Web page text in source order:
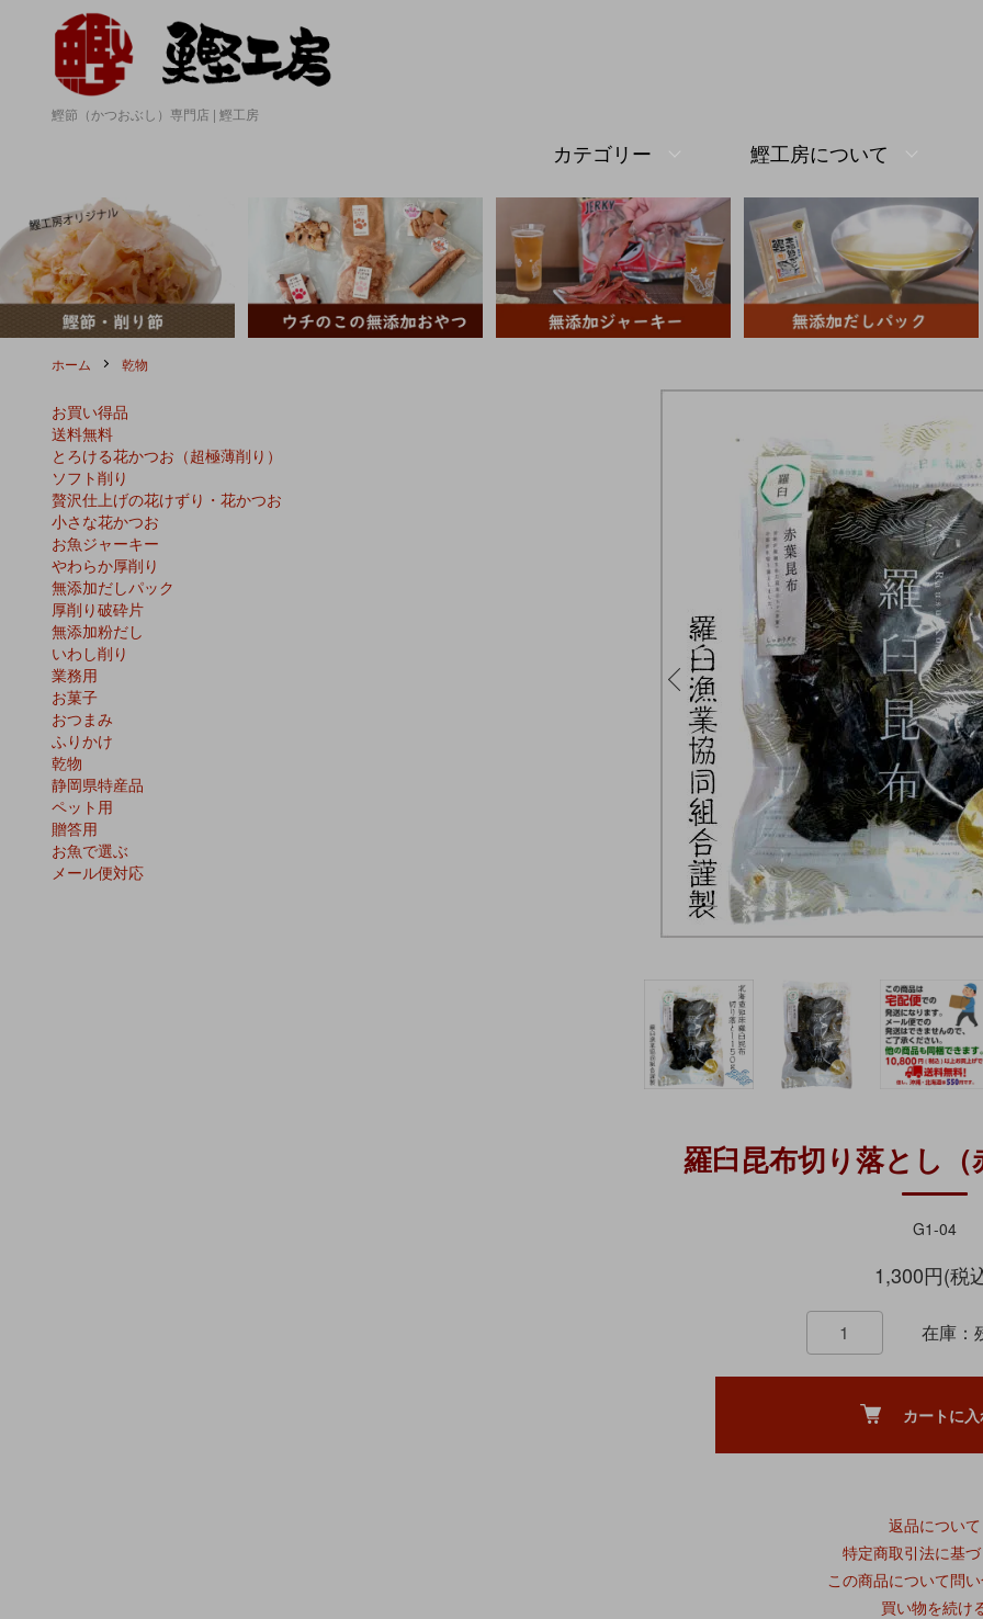
鰹節（かつおぶし）専門店 | 鰹工房
カテゴリー 鰹工房について
ホーム 乾物
羅臼昆布切り落とし（
G1-04
1,300円(税
在庫：
カートに
返品について
特定商取引法に基
この商品について問
買い物を続け
お買い得品
送料無料
とろける花かつお（超極薄削り）
ソフト削り
贅沢仕上げの花けずり・花かつお
小さな花かつお
お魚ジャーキー
やわらか厚削り
無添加だしパック
厚削り破砕片
無添加粉だし
いわし削り
業務用
お菓子
おつまみ
ふりかけ
乾物
静岡県特産品
ペット用
贈答用
お魚で選ぶ
メール便対応